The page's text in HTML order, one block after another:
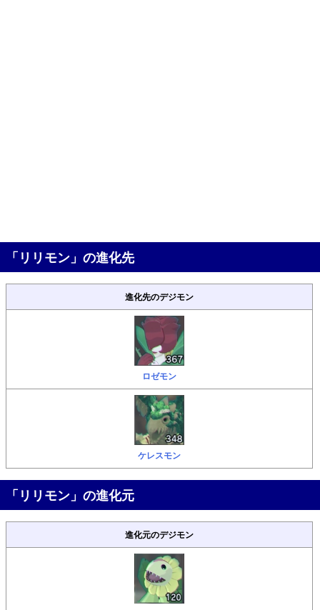
「リリモン」の進化先
進化先のデジモン
ロゼモン
ケレスモン
「リリモン」の進化元
進化元のデジモン